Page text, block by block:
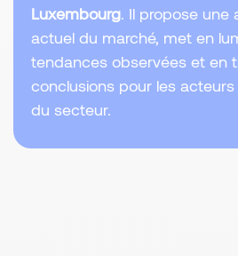
Luxembourg. Il propose une
actuel du marché, met en
tendances observées et en
conclusions pour les
du secteur.